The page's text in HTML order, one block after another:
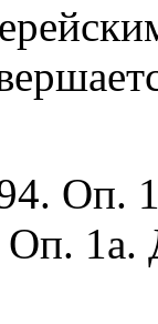
Оп.
1а.